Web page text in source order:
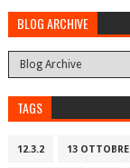
BLOG ARCHIVE
TAGS
12.3.2 13 OTTOBRE